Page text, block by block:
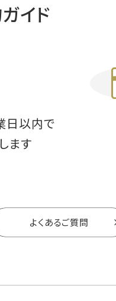
イド
日以内で
ます
よくあるご質問